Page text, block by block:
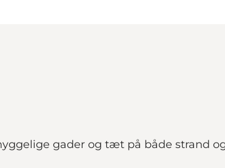
gader og tæt på både strand